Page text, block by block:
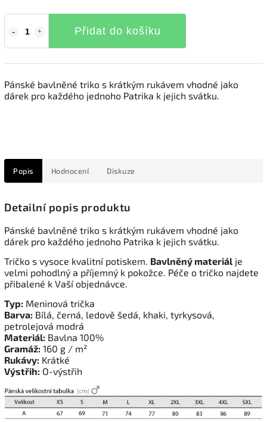
Přidat do košíku
Pánské bavlněné triko s krátkým rukávem vhodné jako
dárek pro každého jednoho Patrika k jejich svátku.
Popis Hodnocení Diskuze
Detailní popis produktu
Pánské bavlněné triko s krátkým rukávem vhodné jako
dárek pro každého jednoho Patrika k jejich svátku.
Tričko s vysoce kvalitní potiskem. Bavlněný materiál je
velmi pohodlný a příjemný k pokožce. Péče o tričko najdete
přibalené k Vaší objednávce.
Typ: Meninová trička
Barva: Bílá, černá, ledově šedá, khaki, tyrkysová,
petrolejová modrá
Materiál: Bavlna 100%
Gramáž: 160 g / m²
Rukávy: Krátké
Výstřih: O-výstřih